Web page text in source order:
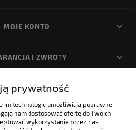
MOJE KONTO
I ZWROTY
O FIRMIE
muzyczna! Zapraszamy!
prywatność
im technologie umożliwiają poprawne
nam dostosować ofertę do Twoich
wykorzystanie przez nas